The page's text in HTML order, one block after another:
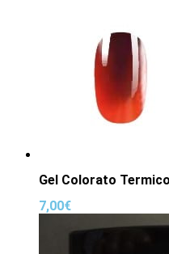
Gel Colorato
7,00€